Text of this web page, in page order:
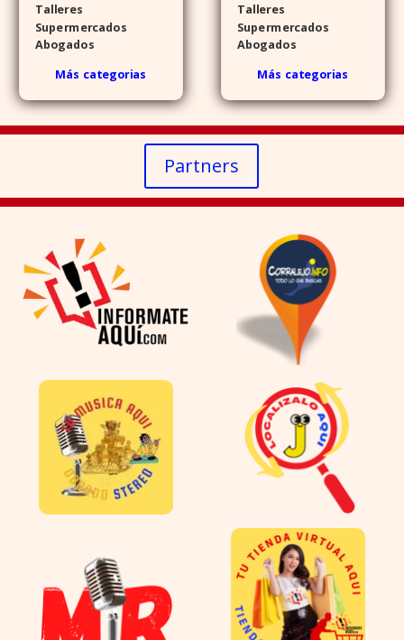
Talleres
Supermercados
Abogados
Más categorias
Talleres
Supermercados
Abogados
Más categorias
Partners